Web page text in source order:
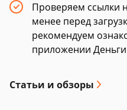
Проверяем ссылки
менее перед
рекомендуем
приложении
Статьи и обзоры